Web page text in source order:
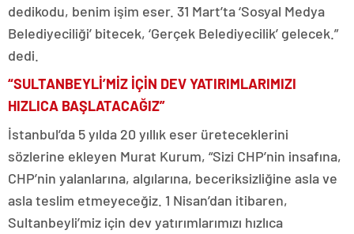
dedikodu, benim işim eser. 31 Mart’ta ‘Sosyal Medya
Belediyeciliği’ bitecek, ‘Gerçek Belediyecilik’ gelecek.”
dedi.
“SULTANBEYLİ’MİZ İÇİN DEV YATIRIMLARIMIZI
HIZLICA BAŞLATACAĞIZ”
İstanbul’da 5 yılda 20 yıllık eser üreteceklerini
sözlerine ekleyen Murat Kurum, “Sizi CHP’nin insafına,
CHP’nin yalanlarına, algılarına, beceriksizliğine asla ve
asla teslim etmeyeceğiz. 1 Nisan’dan itibaren,
Sultanbeyli’miz için dev yatırımlarımızı hızlıca